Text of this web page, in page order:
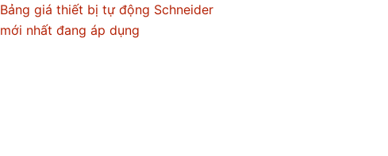
Bảng giá thiết bị tự động Schneider
mới nhất đang áp dụng